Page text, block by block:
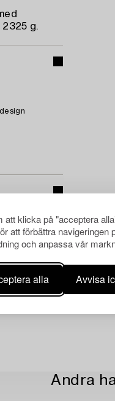
att klicka på "acceptera
att förbättra navigeringen
och anpassa vår
alla Avvisa
g.
Andra